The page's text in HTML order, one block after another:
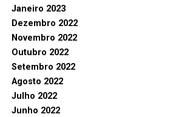
Janeiro 2023
Dezembro 2022
Novembro 2022
Outubro 2022
Setembro 2022
Agosto 2022
Julho 2022
Junho 2022